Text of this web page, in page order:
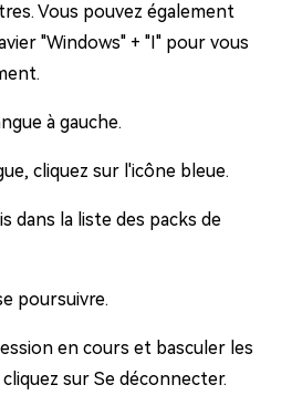
Vous pouvez également
"Windows" + "I" pour vous
à gauche.
cliquez sur l'icône bleue.
dans la liste des packs de
poursuivre.
en cours et basculer les
sur Se déconnecter.